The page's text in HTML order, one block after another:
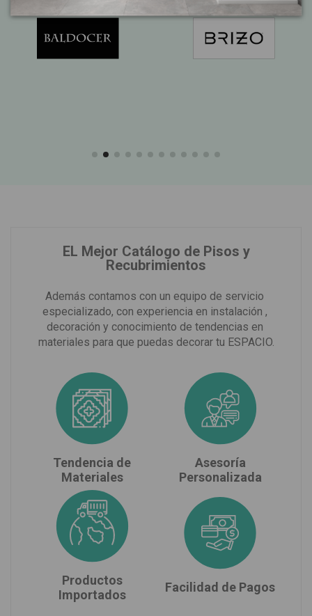
EL Mejor Catálogo de Pisos y
Recubrimientos
Además contamos con un equipo de servicio
especializado, con experiencia en instalación ,
decoración y conocimiento de tendencias en
materiales para que puedas decorar tu ESPACIO.
Tendencia de
Materiales
Asesoría
Personalizada
Productos
Importados
Facilidad de Pagos